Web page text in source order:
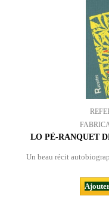
LO PÈ-RANQUET
Un beau récit